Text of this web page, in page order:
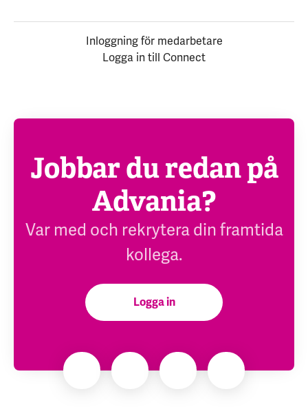
Inloggning för medarbetare
Logga in till Connect
Jobbar du redan på
Advania?
Var med och rekrytera din framtida
kollega.
Logga in